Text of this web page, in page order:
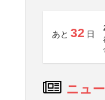
あと 32 日
ニュ